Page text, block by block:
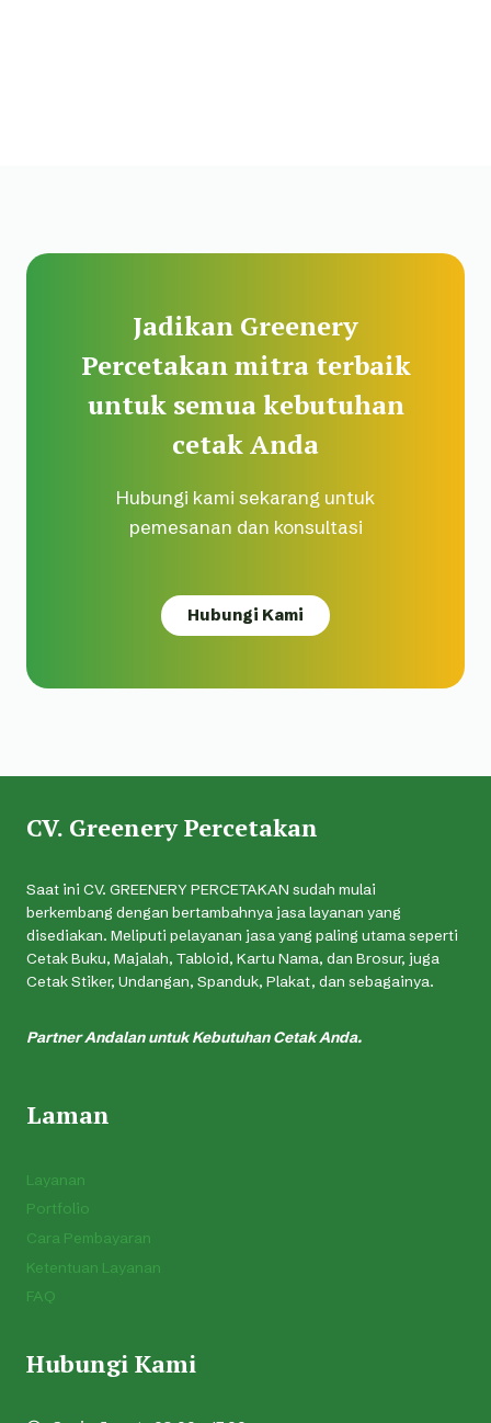
Jadikan Greenery
Percetakan mitra terbaik
untuk semua kebutuhan
cetak Anda
Hubungi kami sekarang untuk
pemesanan dan konsultasi
Hubungi Kami
CV. Greenery Percetakan
Saat ini CV. GREENERY PERCETAKAN sudah mulai
berkembang dengan bertambahnya jasa layanan yang
disediakan. Meliputi pelayanan jasa yang paling utama seperti
Cetak Buku, Majalah, Tabloid, Kartu Nama, dan Brosur, juga
Cetak Stiker, Undangan, Spanduk, Plakat, dan sebagainya.
Partner Andalan untuk Kebutuhan Cetak Anda.
Laman
Layanan
Portfolio
Cara Pembayaran
Ketentuan Layanan
FAQ
Hubungi Kami